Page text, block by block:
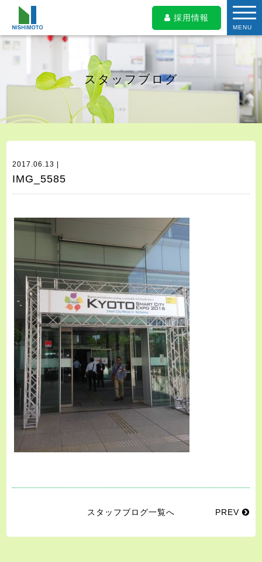
採用情報
MENU
スタッフブログ
2017.06.13 |
IMG_5585
スタッフブログ一覧へ PREV